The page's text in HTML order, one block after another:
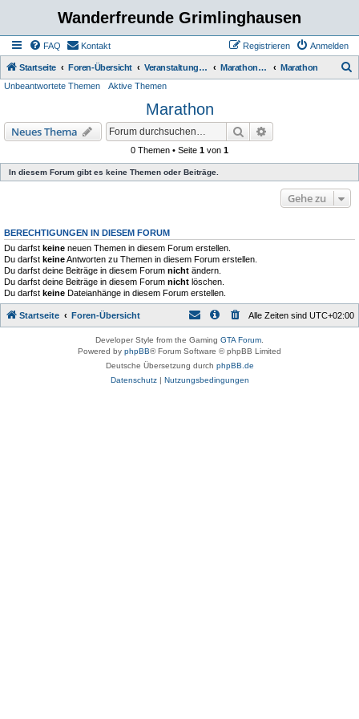
Wanderfreunde Grimlinghausen
FAQ Kontakt Anmelden
Registrieren
Startseite Foren-Übersicht Veranstaltungen / Wanderungen Marathon / halb Marathon Marathon
Unbeantwortete Themen Aktive Themen
Marathon
Neues Thema Suche
0 Themen • Seite 1 von 1
In diesem Forum gibt es keine Themen oder Beiträge.
Gehe zu
BERECHTIGUNGEN IN DIESEM FORUM
Du darfst keine neuen Themen in diesem Forum erstellen.
Du darfst keineAntworten zu Themen in diesem Forum erstellen.
Du darfst deine Beiträge in diesem Forum nicht ändern.
Du darfst deine Beiträge in diesem Forum nicht löschen.
Du darfst keine Dateianhänge in diesem Forum erstellen.
Startseite Foren-Übersicht Alle Zeiten sind UTC+02:00
Developer Style from the Gaming GTA Forum
Powered by phpBB® Forum Software © phpBB Limited
Deutsche Übersetzung durch phpBB.de
Datenschutz| Nutzungsbedingungen